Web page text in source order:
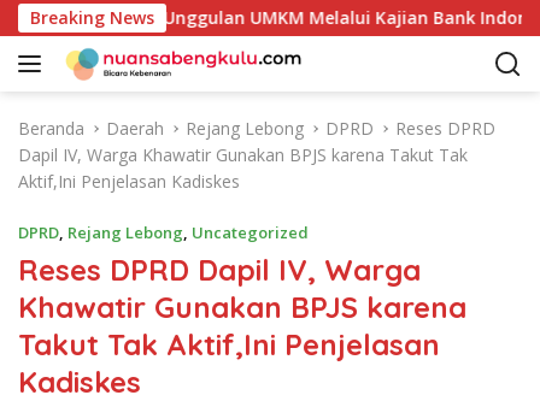
a
Breaking News
Produk Unggulan UMKM Melalui Kajian Bank Indonesia
Beranda Daerah Rejang Lebong DPRD
Reses DPRD
Dapil IV, Warga Khawatir Gunakan BPJS karena Takut Tak
Aktif,Ini Penjelasan Kadiskes
DPRD, Rejang Lebong, Uncategorized
Reses DPRD Dapil IV, Warga
Khawatir Gunakan BPJS karena
Takut Tak Aktif,Ini Penjelasan
Kadiskes